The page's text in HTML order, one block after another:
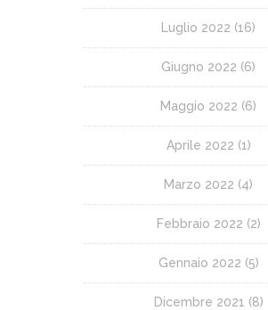
Luglio 2022 (16)
Giugno 2022 (6)
Maggio 2022 (6)
Aprile 2022 (1)
Marzo 2022 (4)
Febbraio 2022 (2)
Gennaio 2022 (5)
Dicembre 2021 (8)